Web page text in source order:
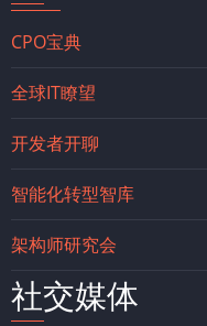
CPO宝典
全球IT瞭望
开发者开聊
智能化转型智库
架构师研究会
社交媒体